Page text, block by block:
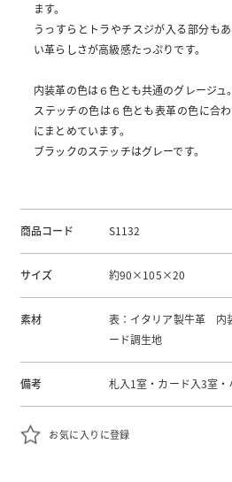
ます。
うっすらとトラやチスジが入る部分も
い革らしさが高級感たっぷりです。
内装革の色は６色とも共通のグレージュ。
ステッチの色は６色とも表革の色に合
にまとめています。
ブラックのステッチはグレーです。
商品コード S1132
サイズ 約90×105×20
素材
表：イタリア製牛革 内
ード調生地
備考 札入1室・カード入3室
お気に入りに登録